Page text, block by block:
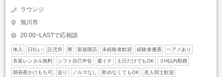
ラウンジ
旭川市
20:00~LASTで応相談
体入 日払い 託児所 寮 新規開店 未経験者歓迎 経験者優遇 ヘアメあり
衣装レンタル無料 シフト自己申告 週イチ 土日だけでもOK ３H以内勤務
朝昼夜かけもち可 送り ノルマなし 飲めなくてもOK 友人同士歓迎